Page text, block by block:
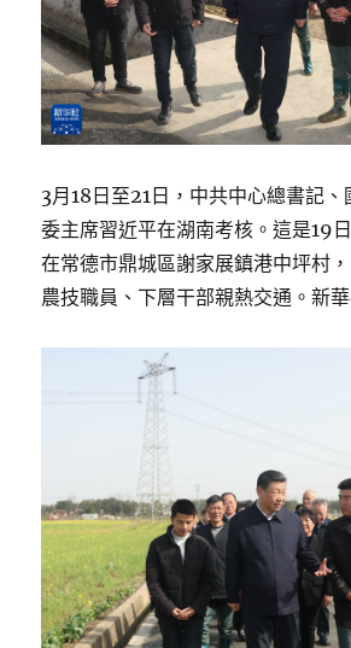
3月18日至21日，中共中心總書記
委主席習近平在湖南考核。這是19
在常德市鼎城區謝家展鎮港中坪村
農技職員、下層干部親熱交通。新